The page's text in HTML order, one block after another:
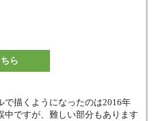
ら
で描くようになったのは2016年
中ですが、難しい部分もあります